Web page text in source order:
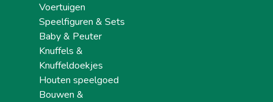
Voertuigen
Speelfiguren & Sets
Baby & Peuter
Knuffels &
Knuffeldoekjes
Houten speelgoed
Bouwen &